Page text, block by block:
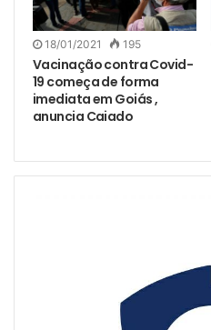
18/01/2021 195
Vacinação contra Covid-
19 começa de forma
imediata em Goiás ,
anuncia Caiado